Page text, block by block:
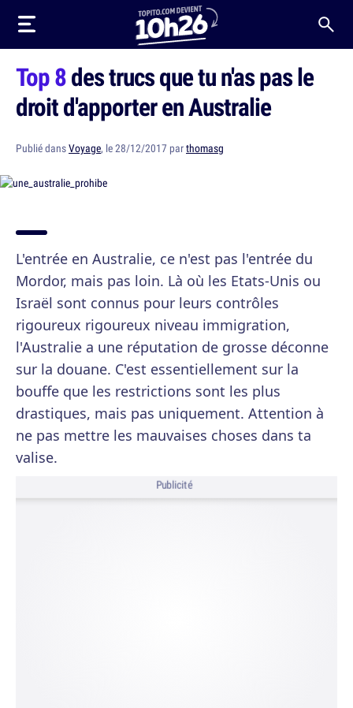
Top 8des trucs que tu n'as pas le
droit d'apporter en Australie
Publié dansVoyage, le 28/12/2017 parthomasg
L'entrée en Australie, ce n'est pas l'entrée du
Mordor, mais pas loin. Là où les Etats-Unis ou
Israël sont connus pour leurs contrôles
rigoureux rigoureux niveau immigration,
l'Australie a une réputation de grosse déconne
sur la douane. C'est essentiellement sur la
bouffe que les restrictions sont les plus
drastiques, mais pas uniquement. Attention à
ne pas mettre les mauvaises choses dans ta
valise.
Publicité